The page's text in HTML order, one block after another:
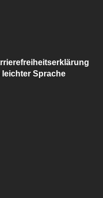
leichter Sprache